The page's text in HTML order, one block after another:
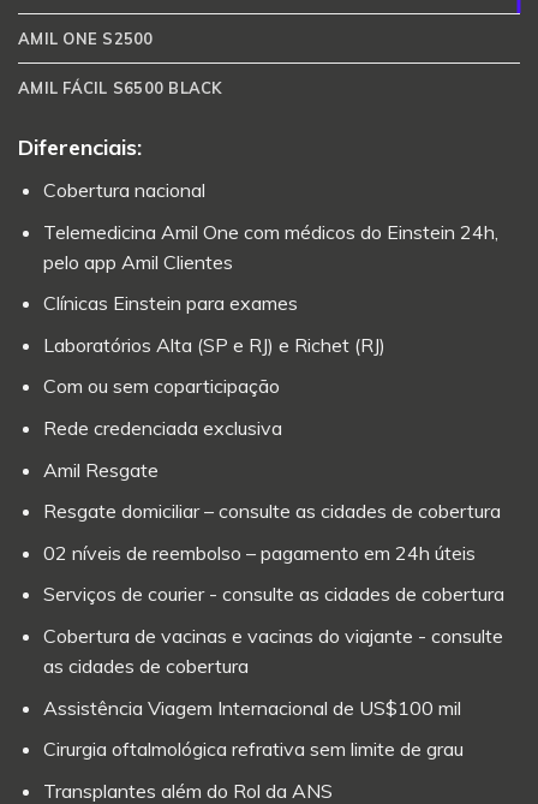
AMIL ONE S2500
AMIL FÁCIL S6500 BLACK
Diferenciais:
Cobertura nacional
Telemedicina Amil One com médicos do Einstein 24h,
pelo app Amil Clientes
Clínicas Einstein para exames
Laboratórios Alta (SP e RJ) e Richet (RJ)
Com ou sem coparticipação
Rede credenciada exclusiva
Amil Resgate
Resgate domiciliar – consulte as cidades de cobertura
02 níveis de reembolso – pagamento em 24h úteis
Serviços de courier - consulte as cidades de cobertura
Cobertura de vacinas e vacinas do viajante - consulte
as cidades de cobertura
Assistência Viagem Internacional de US$100 mil
Cirurgia oftalmológica refrativa sem limite de grau
Transplantes além do Rol da ANS